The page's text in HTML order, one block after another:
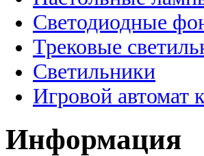
Светодиодные
Трековые
Светильники
Игровой автомат
Информация